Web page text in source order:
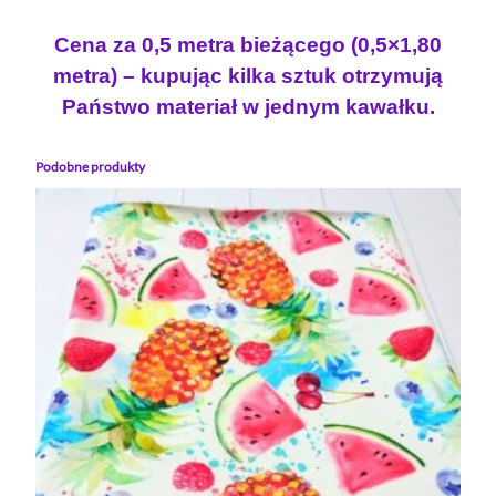
Cena za 0,5 metra bieżącego (0,5×1,80
metra) – kupując kilka sztuk otrzymują
Państwo materiał w jednym kawałku.
Podobne produkty